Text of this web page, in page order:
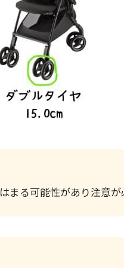
まる可能性があり注意が